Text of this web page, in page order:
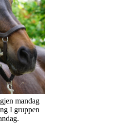
mandag
I gruppen